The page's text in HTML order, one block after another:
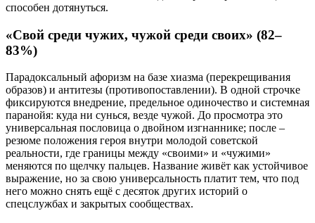
способен дотянуться.
«Свой среди чужих, чужой среди своих» (82–
83%)
Парадоксальный афоризм на базе хиазма (перекрещивания
образов) и антитезы (противопоставлении). В одной строчке
фиксируются внедрение, предельное одиночество и системная
паранойя: куда ни сунься, везде чужой. До просмотра это
универсальная пословица о двойном изгнаннике; после –
резюме положения героя внутри молодой советской
реальности, где границы между «своими» и «чужими»
меняются по щелчку пальцев. Название живёт как устойчивое
выражение, но за свою универсальность платит тем, что под
него можно снять ещё с десяток других историй о
спецслужбах и закрытых сообществах.